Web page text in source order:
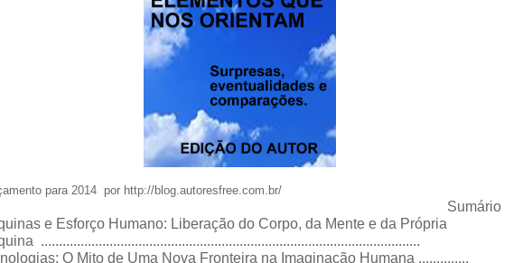
para 2014 por http://blog.autoresfree.com.br/
Sumário
e Esforço Humano: Liberação do Corpo, da Mente e da Própria
.........................................................................................................
O Mito de Uma Nova Fronteira na Imaginação Humana ..............